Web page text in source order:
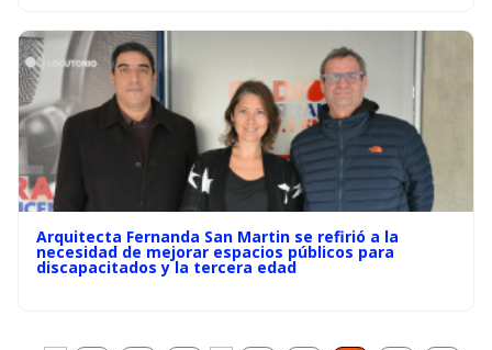
Arquitecta Fernanda San Martin se refirió a la
necesidad de mejorar espacios públicos para
discapacitados y la tercera edad